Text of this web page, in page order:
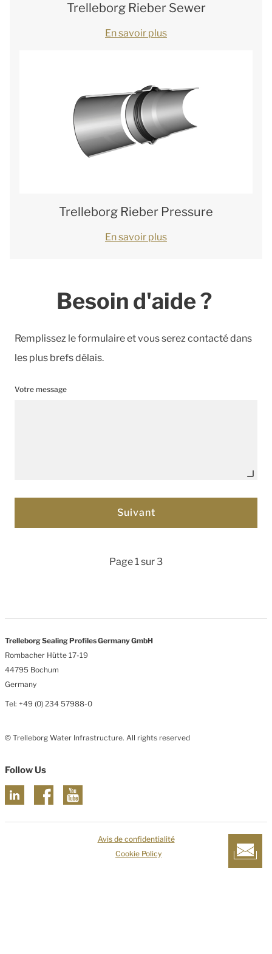
Trelleborg Rieber Sewer
En savoir plus
Trelleborg Rieber Pressure
En savoir plus
Besoin d'aide ?
Remplissez le formulaire et vous serez contacté dans
les plus brefs délais.
Votre message
Page 1 sur 3
Trelleborg Sealing Profiles Germany GmbH
Rombacher Hütte 17-19
44795 Bochum
Germany
Tel: +49 (0) 234 57988-0
© Trelleborg Water Infrastructure. All rights reserved
Follow Us
Avis de confidentialité
Cookie Policy